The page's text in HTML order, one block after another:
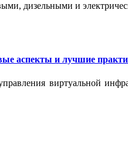
дизельными и
аспекты и лучшие
виртуальной